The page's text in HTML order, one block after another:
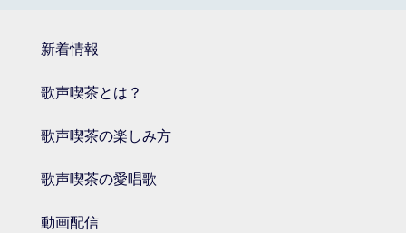
新着情報
歌声喫茶とは？
歌声喫茶の楽しみ方
歌声喫茶の愛唱歌
動画配信